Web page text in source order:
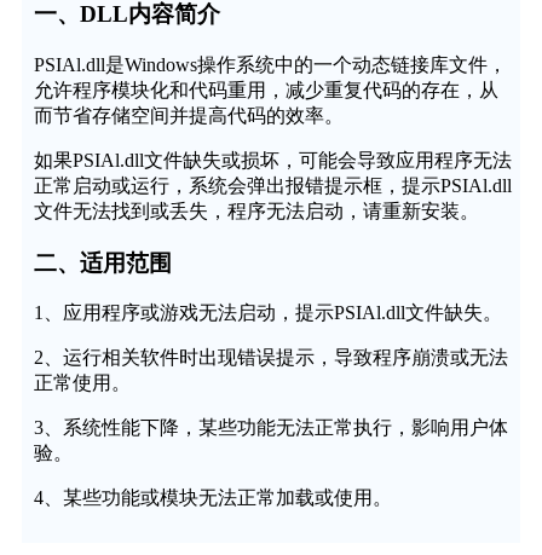
一、DLL内容简介
PSIAl.dll是Windows操作系统中的一个动态链接库文件，
允许程序模块化和代码重用，减少重复代码的存在，从
而节省存储空间并提高代码的效率。
如果PSIAl.dll文件缺失或损坏，可能会导致应用程序无法
正常启动或运行，系统会弹出报错提示框，提示PSIAl.dll
文件无法找到或丢失，程序无法启动，请重新安装。
二、适用范围
1、应用程序或游戏无法启动，提示PSIAl.dll文件缺失。
2、运行相关软件时出现错误提示，导致程序崩溃或无法
正常使用。
3、系统性能下降，某些功能无法正常执行，影响用户体
验。
4、某些功能或模块无法正常加载或使用。